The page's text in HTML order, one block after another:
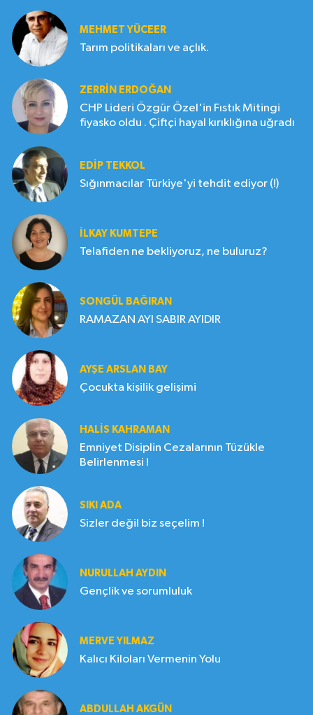
MEHMET YÜCEER
Tarım politikaları ve açlık.
ZERRIN ERDOĞAN
CHP Lideri Özgür Özel'in Fıstık Mitingi
fiyasko oldu . Çiftçi hayal kırıklığına uğradı
EDIP TEKKOL
Sığınmacılar Türkiye'yi tehdit ediyor (!)
İLKAY KUMTEPE
Telafiden ne bekliyoruz, ne buluruz?
SONGÜL BAĞIRAN
RAMAZAN AYI SABIR AYIDIR
AYŞE ARSLAN BAY
Çocukta kişilik gelişimi
HALIS KAHRAMAN
Emniyet Disiplin Cezalarının Tüzükle
Belirlenmesi !
SIKI ADA
Sizler değil biz seçelim !
NURULLAH AYDIN
Gençlik ve sorumluluk
MERVE YILMAZ
Kalıcı Kiloları Vermenin Yolu
ABDULLAH AKGÜN